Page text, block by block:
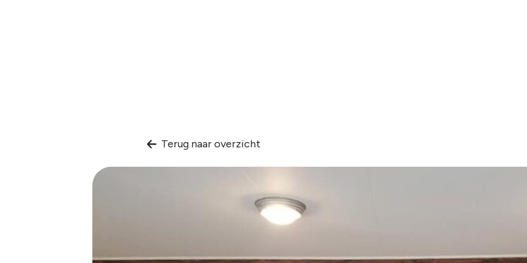
Terug naar overzicht